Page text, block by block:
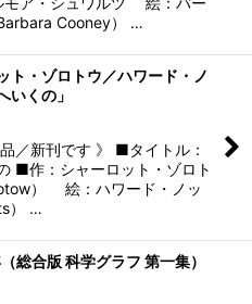
Cooney） …
ト・ゾロトウ／ハワード・ノ
いくの」
／新刊です 》 ■タイトル：
■作：シャーロット・ゾロト
） 絵：ハワード・ノッ
） …
総合版 科学グラフ 第一集）